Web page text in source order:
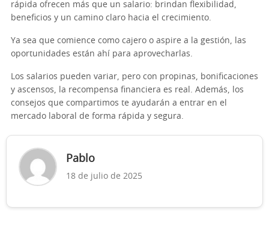
rápida ofrecen más que un salario: brindan flexibilidad,
beneficios y un camino claro hacia el crecimiento.
Ya sea que comience como cajero o aspire a la gestión, las
oportunidades están ahí para aprovecharlas.
Los salarios pueden variar, pero con propinas, bonificaciones
y ascensos, la recompensa financiera es real. Además, los
consejos que compartimos te ayudarán a entrar en el
mercado laboral de forma rápida y segura.
Pablo
18 de julio de 2025